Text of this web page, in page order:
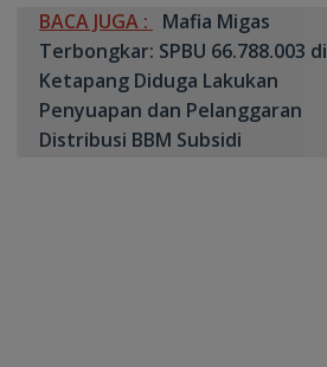
BACA JUGA :
Mafia Migas
Terbongkar: SPBU 66.788.003 di
Ketapang Diduga Lakukan
Penyuapan dan Pelanggaran
Distribusi BBM Subsidi